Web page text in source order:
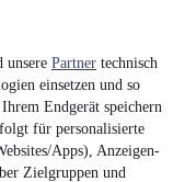
Partner technisch
einsetzen und so
Endgerät speichern
für personalisierte
Apps), Anzeigen-
Zielgruppen und